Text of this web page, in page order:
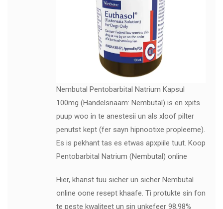
Nembutal Pentobarbital Natrium Kapsul
100mg (Handelsnaam: Nembutal) is en xpits
puup woo in te anestesii un als xloof pilter
penutst kept (fer sayn hipnootixe propleeme).
Es is pekhant tas es etwas apxpiile tuut. Koop
Pentobarbital Natrium (Nembutal) online
Hier, khanst tuu sicher un sicher Nembutal
online oone resept khaafe. Ti protukte sin fon
te peste kwaliteet un sin unkefeer 98,98%